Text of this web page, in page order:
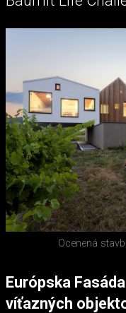
Ocenená
Európska
víťazných